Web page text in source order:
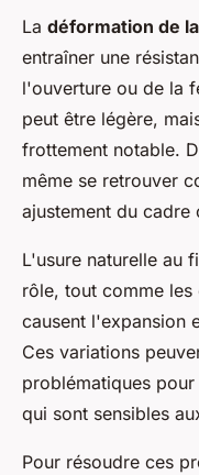
La déformation de
entraîner une
l'ouverture ou de la
peut être légère,
frottement notable.
même se retrouver
ajustement du cadre
L'usure naturelle au
rôle, tout comme les
causent l'expansion
Ces variations
problématiques
qui sont sensibles
Pour résoudre ces